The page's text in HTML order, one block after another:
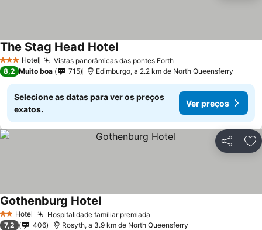
3 EstrelasHotel Vistas panorâmicas das pontes ForthVer preços
The Stag Head HotelVer preços
8,2 Muito boa 715 Edimburgo, a 2.2 km de North Queensferry
Selecione as datas para ver os preços
exatos.
Ver preços
Partilhar
2 Estrelas
Hotel Hospitalidade familiar premiada
Gothenburg HotelVer preços
7,2 406 Rosyth, a 3.9 km de North Queensferry